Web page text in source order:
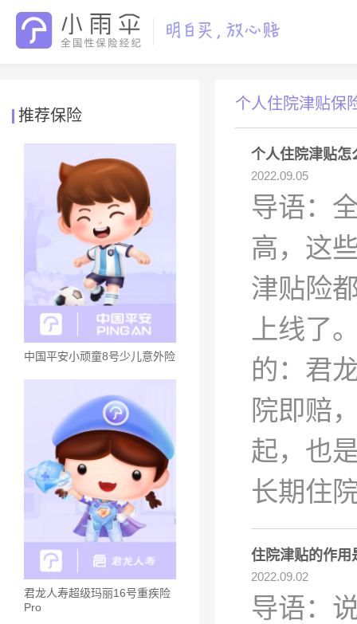
推荐保险
中国平安小顽童8号少儿意外险
君龙人寿超级玛丽16号重疾险
Pro
个人住院津贴保
个人住院津贴怎
2022.09.05
导语：
高，这
津贴险
上线了
的：君
院即赔
起，也
长期住
住院津贴的作用
2022.09.02
导语：